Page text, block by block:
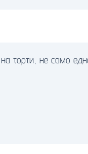
торти, не само